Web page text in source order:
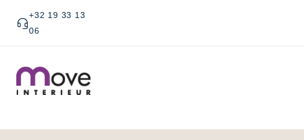
+32 19 33 13
06